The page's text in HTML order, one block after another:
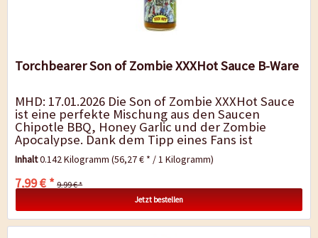
Torchbearer Son of Zombie XXXHot Sauce B-Ware
MHD: 17.01.2026 Die Son of Zombie XXXHot Sauce
ist eine perfekte Mischung aus den Saucen
Chipotle BBQ, Honey Garlic und der Zombie
Apocalypse. Dank dem Tipp eines Fans ist
Torchbearer das Risiko einer Mischung
eingegangen und...
Inhalt0.142 Kilogramm(56,27 € * / 1 Kilogramm)
7,99 € * 9,99 € *
Jetzt bestellen